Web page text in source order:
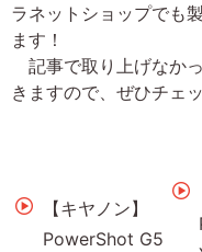
ラネットショップでも
ます！
記事で取り上げなか
きますので、ぜひチェ
【キヤノン】
PowerShot G5